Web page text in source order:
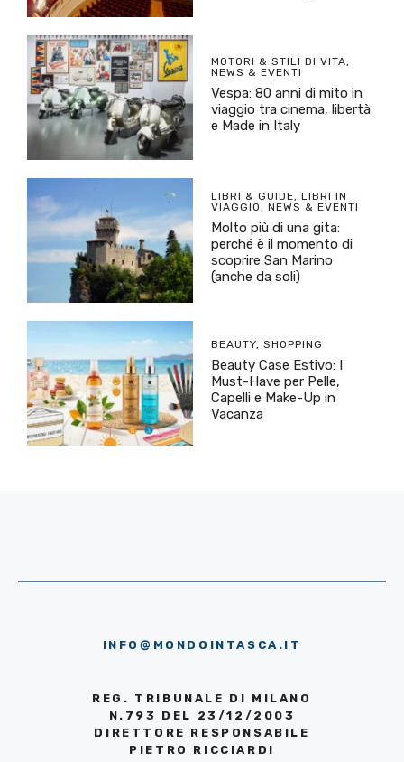
MOTORI & STILI DI VITA,
NEWS & EVENTI
Vespa: 80 anni di mito in
viaggio tra cinema, libertà
e Made in Italy
LIBRI & GUIDE, LIBRI IN
VIAGGIO, NEWS & EVENTI
Molto più di una gita:
perché è il momento di
scoprire San Marino
(anche da soli)
BEAUTY, SHOPPING
Beauty Case Estivo: I
Must-Have per Pelle,
Capelli e Make-Up in
Vacanza
INFO@MONDOINTASCA.IT
REG. TRIBUNALE DI MILANO
N.793 DEL 23/12/2003
DIRETTORE RESPONSABILE
PIETRO RICCIARDI